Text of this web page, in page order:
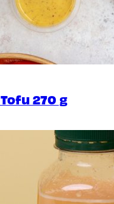
270 g